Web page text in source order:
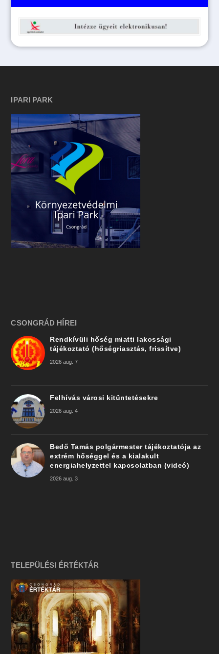
IPARI PARK
CSONGRÁD HÍREI
Rendkívüli hőség miatti lakossági
tájékoztató (hőségriasztás, frissítve)
2026 aug. 7
Felhívás városi kitüntetésekre
2026 aug. 4
Bedő Tamás polgármester tájékoztatója az
extrém hőséggel és a kialakult
energiahelyzettel kapcsolatban (videó)
2026 aug. 3
TELEPÜLÉSI ÉRTÉKTÁR